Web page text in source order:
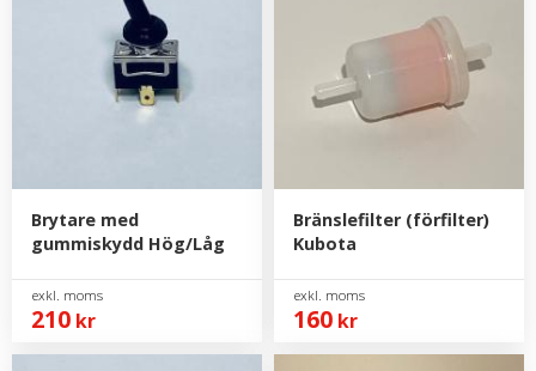
Brytare med
gummiskydd Hög/Låg
210 kr
Bränslefilter (förfilter)
Kubota
160 kr